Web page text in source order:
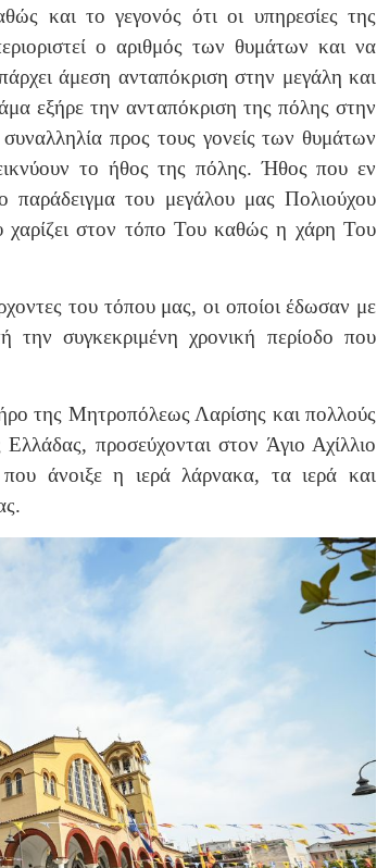
και το γεγονός ότι οι υπηρεσίες της
ο αριθμός των θυμάτων και να
άμεση ανταπόκριση στην μεγάλη και
εξήρε την ανταπόκριση της πόλης στην
προς τους γονείς των θυμάτων
το ήθος της πόλης. Ήθος που εν
παράδειγμα του μεγάλου μας Πολιούχου
χαρίζει στον τόπο Του καθώς η χάρη Του
του τόπου μας, οι οποίοι έδωσαν με
την συγκεκριμένη χρονική περίοδο που
της Μητροπόλεως Λαρίσης και πολλούς
προσεύχονται στον Άγιο Αχίλλιο
άνοιξε η ιερά λάρνακα, τα ιερά και